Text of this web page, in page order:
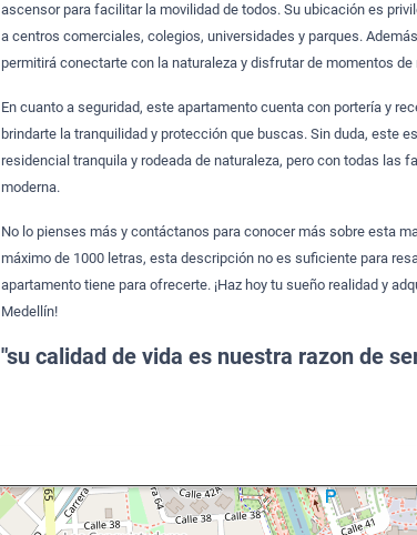
ascensor para facilitar la movilidad de todos. Su ubicación es
a centros comerciales, colegios, universidades y parques.
permitirá conectarte con la naturaleza y disfrutar de momentos de
En cuanto a seguridad, este apartamento cuenta con portería y
brindarte la tranquilidad y protección que buscas. Sin duda, este
residencial tranquila y rodeada de naturaleza, pero con todas las
moderna.
No lo pienses más y contáctanos para conocer más sobre esta
máximo de 1000 letras, esta descripción no es suficiente para
apartamento tiene para ofrecerte. ¡Haz hoy tu sueño realidad y
Medellín!
"su calidad de vida es nuestra razon de